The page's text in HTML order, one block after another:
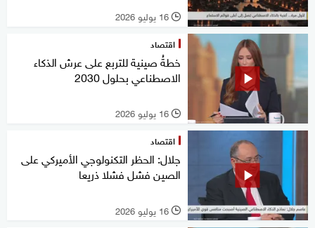
l 16 يوليو 2026
اقتصاد
خطةُ صينية للتربع على عرش الذكاء
الاصطناعي بحلول 2030
l 16 يوليو 2026
اقتصاد
جلال: الحظر التكنولوجي الأميركي على
الصين فشل فشلا ذريعا
l 16 يوليو 2026